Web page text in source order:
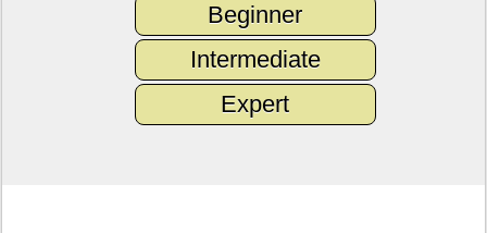
Beginner
Intermediate
Expert